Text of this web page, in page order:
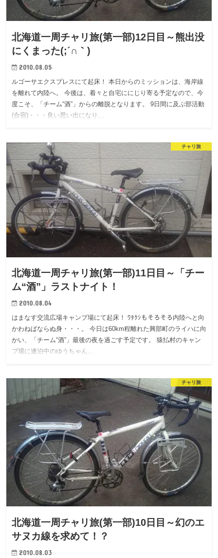
北海道一周チャリ旅(第一部)12日目～熊出没
にくまった(;´∩｀)
2010.08.05
ルゴーサエクスプレスにて起床！ 本日からのミッションは、海岸線
を離れて内陸へ。 今後は、着々と自宅ににじり寄る予定なので、今
度こそ、「チーム“酒”」からの離脱となります。 9日間に及ぶ部活動
(合宿)・・・良い思い出になり…
チャリ旅
北海道一周チャリ旅(第一部)11日目～「チー
ム“酒”」ラストナイト！
2010.08.04
はまなす交流広場キャンプ場にて起床！ ﾜﾀｸｼもそろそろ内陸へと向
かわねばならぬ身・・・。 今日は60km程離れた興部町のライハに向
かい、「チーム“酒”」最後の夜を過ごす予定です。 猿払村のキャン
プ場に連泊中のゆうちゃん…
チャリ旅
北海道一周チャリ旅(第一部)10日目～幻のエ
サヌカ線を求めて！？
2010.08.03